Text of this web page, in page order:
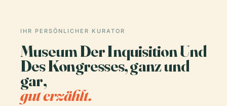
IHR PERSÖNLICHER KURATOR
Museum Der Inquisition Und
Des Kongresses, ganz und
gar,
gut erzählt.